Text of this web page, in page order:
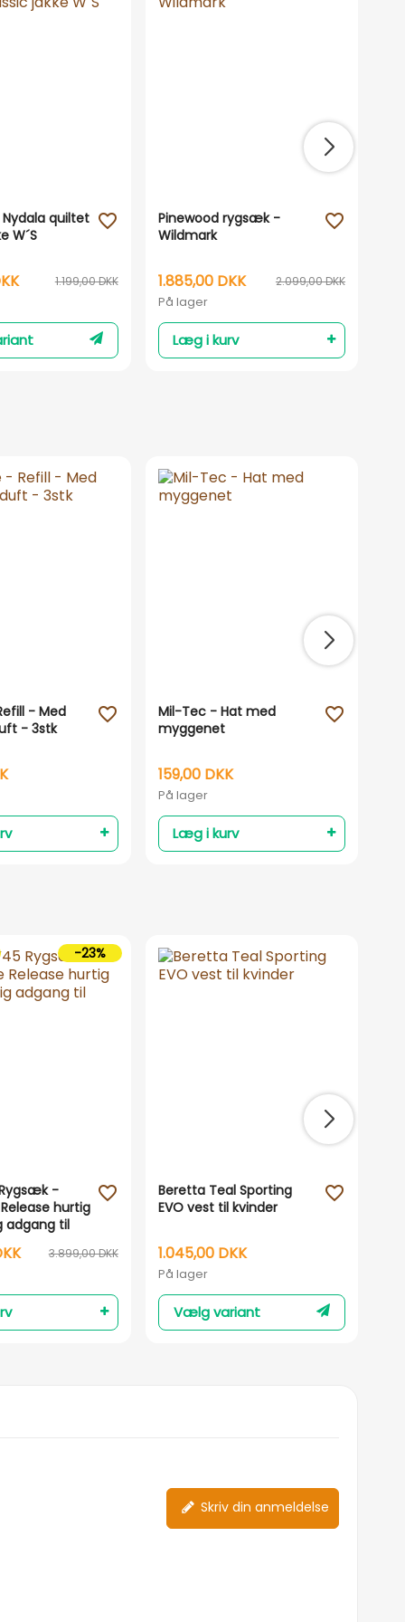
quiltet
W´S
1.199,00 DKK
favorite_outline
Pinewood rygsæk -
Wildmark
2.099,00 DKK
1.885,00 DKK
På lager
Læg i kurv
favorite_outline
- Med
- 3stk
favorite_outline
Mil-Tec - Hat med
myggenet
159,00 DKK
På lager
Læg i kurv
favorite_outline
-
hurtig
adgang til
3.899,00 DKK
favorite_outline
-23%
Beretta Teal Sporting
EVO vest til kvinder
1.045,00 DKK
På lager
Vælg variant
favorite_outline
Skriv din anmeldelse